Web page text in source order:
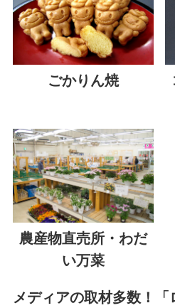
ごかりん焼
農産物直売所・わだ
い万菜
メディアの取材多数！「